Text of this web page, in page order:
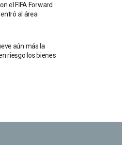
el FIFA Forward
al área
aún más la
riesgo los bienes